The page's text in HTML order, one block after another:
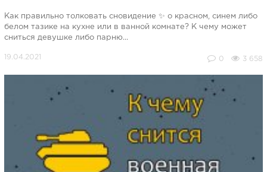
Как правильно толковать сновидение ✨ о красном, синем либо
белом тазике на кухне или в ванной комнате? К чему может
сниться девушке либо парню...
0 3 658